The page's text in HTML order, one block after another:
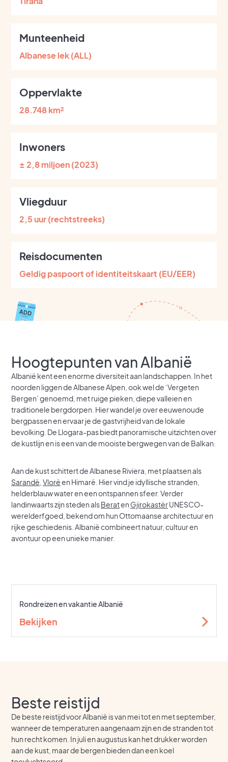
Munteenheid
Albanese lek (ALL)
Oppervlakte
28.748 km²
Inwoners
± 2,8 miljoen (2023)
Vliegduur
2,5 uur (rechtstreeks)
Reisdocumenten
Geldig paspoort of identiteitskaart (EU/EER)
Hoogtepunten van Albanië
Albanië kent een enorme diversiteit aan landschappen. In het
noorden liggen de Albanese Alpen, ook wel de ‘Vergeten
Bergen’ genoemd, met ruige pieken, diepe valleien en
traditionele bergdorpen. Hier wandel je over eeuwenoude
bergpassen en ervaar je de gastvrijheid van de lokale
bevolking. De Llogara-pas biedt panoramische uitzichten over
de kustlijn en is een van de mooiste bergwegen van de Balkan.
Aan de kust schittert de Albanese Riviera, met plaatsen als
Sarandë Vlorëen Himarë. Hier vind je idyllische stranden,
helderblauw water en een ontspannen sfeer. Verder
landinwaarts zijn steden alsBeraten GjirokastërUNESCO-
werelderfgoed, bekend om hun Ottomaanse architectuur en
rijke geschiedenis. Albanië combineert natuur, cultuur en
avontuur op een unieke manier.
Rondreizen en vakantie Albanië
Bekijken
Beste reistijd
De beste reistijd voor Albanië is van mei tot en met september,
wanneer de temperaturen aangenaam zijn en de stranden tot
hun recht komen. In juli en augustus kan het drukker worden
aan de kust, maar de bergen bieden dan een koel